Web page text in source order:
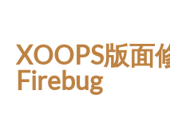
XOOPS版面
Firebug